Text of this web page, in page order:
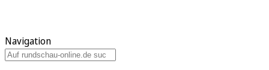
Navigation